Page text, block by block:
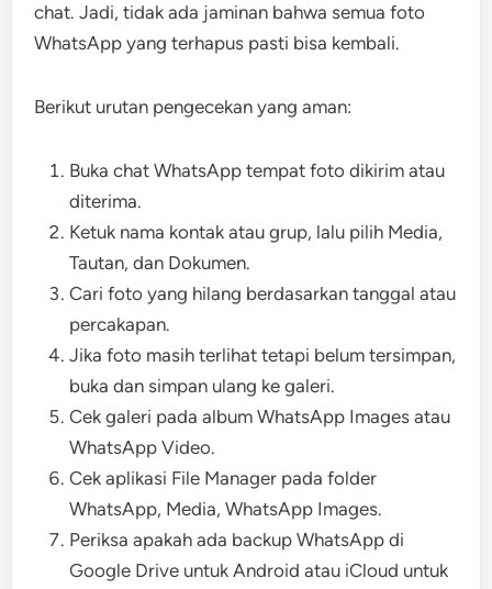
chat. Jadi, tidak ada jaminan bahwa semua foto
WhatsApp yang terhapus pasti bisa kembali.
Berikut urutan pengecekan yang aman:
Buka chat WhatsApp tempat foto dikirim atau
diterima.
Ketuk nama kontak atau grup, lalu pilih Media,
Tautan, dan Dokumen.
Cari foto yang hilang berdasarkan tanggal atau
percakapan.
Jika foto masih terlihat tetapi belum tersimpan,
buka dan simpan ulang ke galeri.
Cek galeri pada album WhatsApp Images atau
WhatsApp Video.
Cek aplikasi File Manager pada folder
WhatsApp, Media, WhatsApp Images.
Periksa apakah ada backup WhatsApp di
Google Drive untuk Android atau iCloud untuk